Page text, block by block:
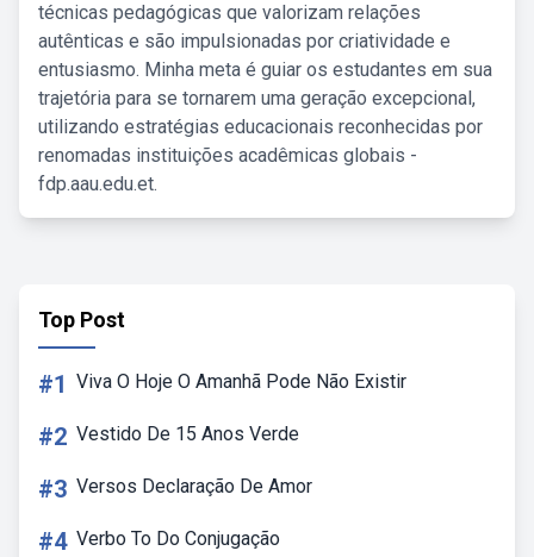
técnicas pedagógicas que valorizam relações
autênticas e são impulsionadas por criatividade e
entusiasmo. Minha meta é guiar os estudantes em sua
trajetória para se tornarem uma geração excepcional,
utilizando estratégias educacionais reconhecidas por
renomadas instituições acadêmicas globais -
fdp.aau.edu.et.
Top Post
#1 Viva O Hoje O Amanhã Pode Não Existir
#2 Vestido De 15 Anos Verde
#3 Versos Declaração De Amor
#4 Verbo To Do Conjugação